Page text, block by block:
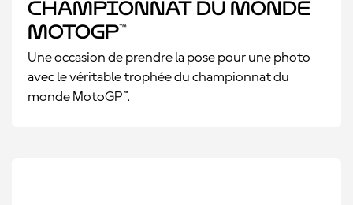
championnat du monde
MotoGP™
Une occasion de prendre la pose pour une photo
avec le véritable trophée du championnat du
monde MotoGP™.